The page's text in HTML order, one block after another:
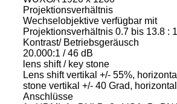
Projektionsverhältnis
Wechselobjektive verfügbar mit
Projektionsverhältnis 0.7 bis 13.8 : 1
Kontrast/ Betriebsgeräusch
20.000:1 / 46 dB
lens shift / key stone
Lens shift vertikal +/- 55%,
stone vertikal +/- 40 Grad,
Anschlüsse